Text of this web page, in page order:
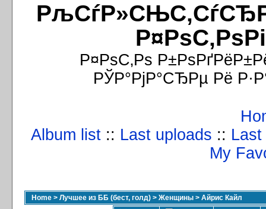
Р¤РѕС‚Рѕ
РЎР°РјР°СЂРµ Рё
Album list :: Last uploads ::
My
Home > Лучшее из ББ (бест, голд) > Женщины > Айрис Кайл